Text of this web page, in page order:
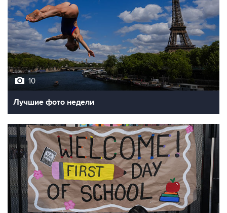
10
Лучшие фото недели